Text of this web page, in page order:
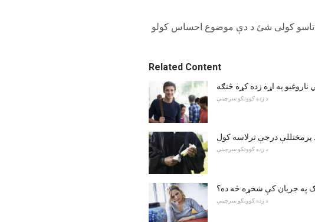
مګر تاسو کولی شئ د دې موضوع احساس کولو
Related Content
ناروغیو په اړه زده کړه څنګه
د زده کوونکو سرچینې
پرمختللې درجې ترلاسه کول
د زده کوونکو سرچینې
په جریان کې شخړه څه ده؟
د زده کوونکو سرچینې